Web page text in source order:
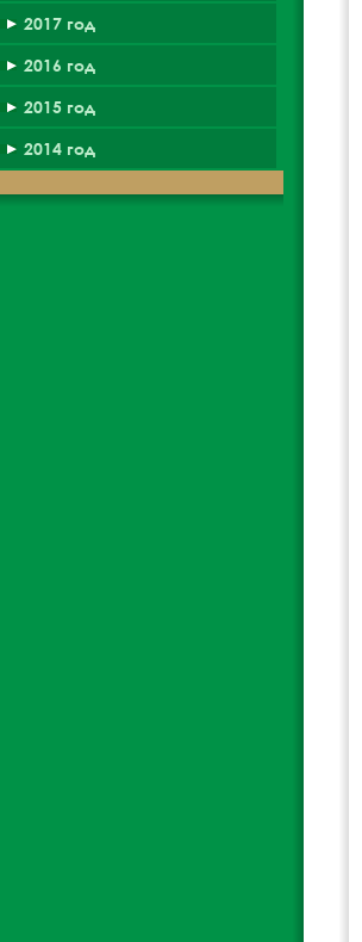
2017 год
2016 год
2015 год
2014 год